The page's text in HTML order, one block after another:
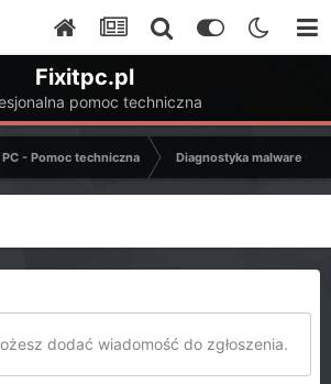
Fixitpc.pl
pomoc techniczna
PC - Pomoc techniczna Diagnostyka malware -
dodać wiadomość do zgłoszenia.